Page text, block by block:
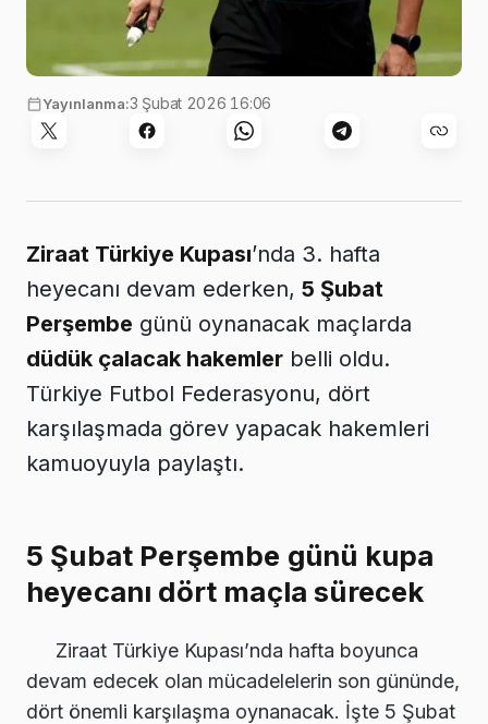
Yayınlanma:3 Şubat 2026 16:06
Ziraat Türkiye Kupası’nda 3. hafta
heyecanı devam ederken, 5 Şubat
Perşembe günü oynanacak maçlarda
düdük çalacak hakemler belli oldu.
Türkiye Futbol Federasyonu, dört
karşılaşmada görev yapacak hakemleri
kamuoyuyla paylaştı.
5 Şubat Perşembe günü kupa
heyecanı dört maçla sürecek
Ziraat Türkiye Kupası’nda hafta boyunca
devam edecek olan mücadelelerin son gününde,
dört önemli karşılaşma oynanacak. İşte 5 Şubat